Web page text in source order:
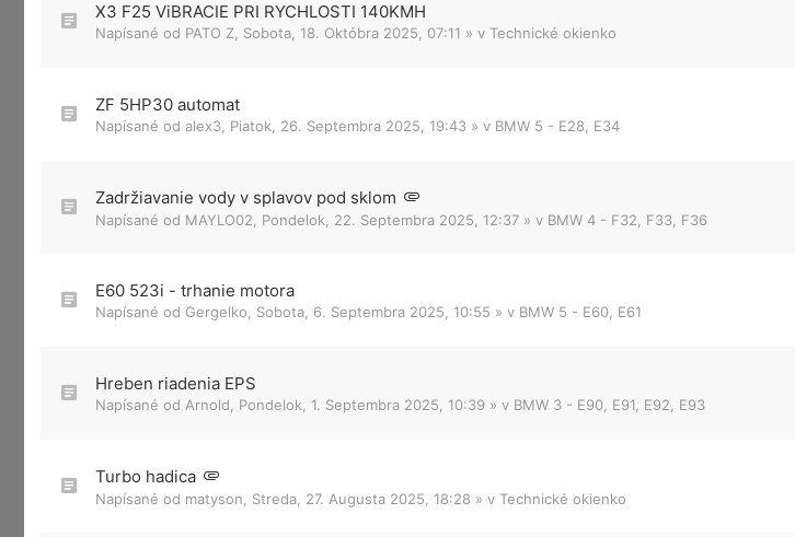
X3 F25 ViBRACIE PRI RYCHLOSTI 140KMH
Napísané od PATO Z Sobota, 18. Októbra 2025, 07:11 » v Technické okienko
ZF 5HP30 automat
Napísané od alex3 Piatok, 26. Septembra 2025, 19:43 » v BMW 5 - E28, E34
Zadržiavanie vody v splavov pod sklom
Napísané od MAYLO02 Pondelok, 22. Septembra 2025, 12:37 » v BMW 4 - F32, F33, F36
E60 523i - trhanie motora
Napísané od Gergelko Sobota, 6. Septembra 2025, 10:55 » v BMW 5 - E60, E61
Hreben riadenia EPS
Napísané od Arnold Pondelok, 1. Septembra 2025, 10:39 » v BMW 3 - E90, E91, E92, E93
Turbo hadica
Napísané od matyson Streda, 27. Augusta 2025, 18:28 » v Technické okienko